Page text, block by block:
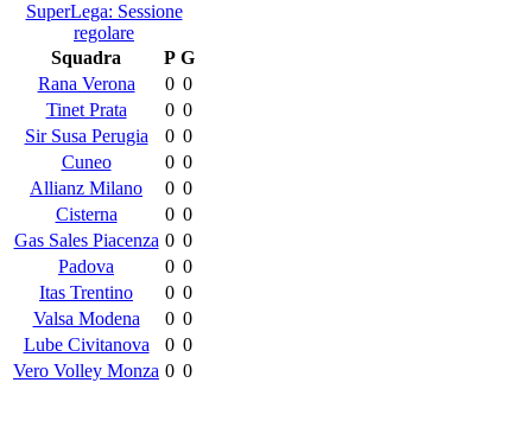
SuperLega: Sessione
regolare
Squadra
P G
Rana Verona
0 0
Tinet Prata
0 0
Sir Susa Perugia
0 0
Cuneo
0 0
Allianz Milano
0 0
Cisterna
0 0
Gas Sales Piacenza 0 0
Padova
0 0
Itas Trentino
0 0
Valsa Modena
0 0
Lube Civitanova
0 0
Vero Volley Monza 0 0